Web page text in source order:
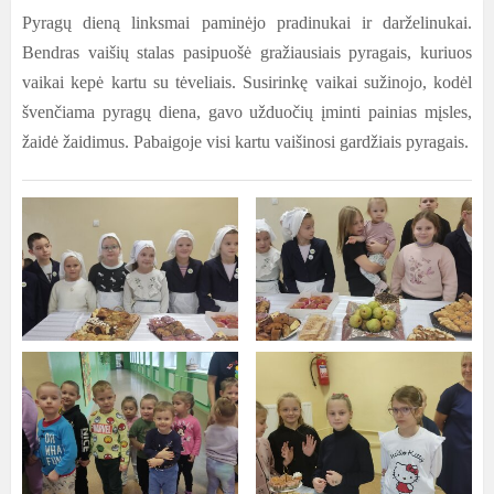
Pyragų dieną linksmai paminėjo pradinukai ir darželinukai.
Bendras vaišių stalas pasipuošė gražiausiais pyragais, kuriuos
vaikai kepė kartu su tėveliais. Susirinkę vaikai sužinojo, kodėl
švenčiama pyragų diena, gavo užduočių įminti painias mįsles,
žaidė žaidimus. Pabaigoje visi kartu vaišinosi gardžiais pyragais.